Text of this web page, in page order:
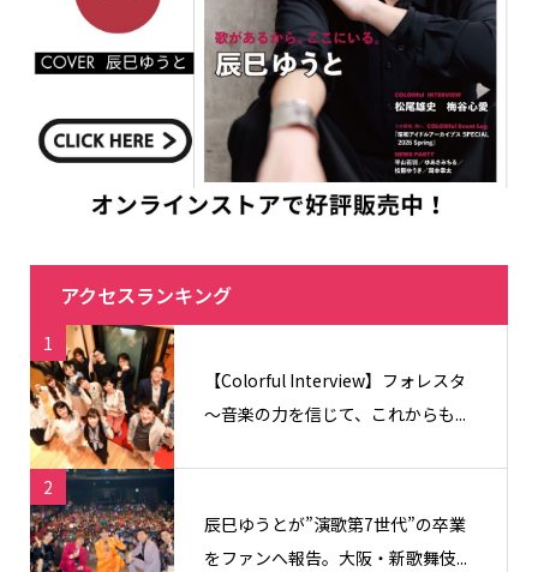
アクセスランキング
1
【Colorful Interview】フォレスタ
〜音楽の力を信じて、これからも...
2
辰巳ゆうとが”演歌第7世代”の卒業
をファンへ報告。大阪・新歌舞伎...